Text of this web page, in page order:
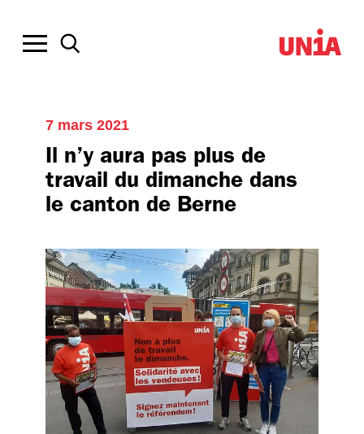
7 mars 2021
Il n’y aura pas plus de
travail du dimanche dans
le canton de Berne